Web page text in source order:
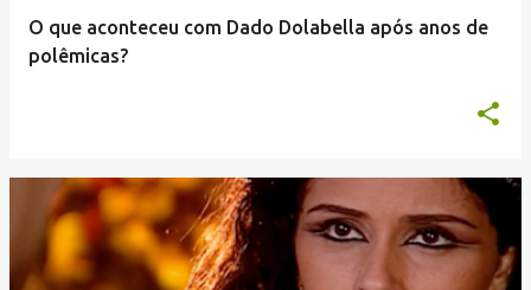
O que aconteceu com Dado Dolabella após anos de
polêmicas?